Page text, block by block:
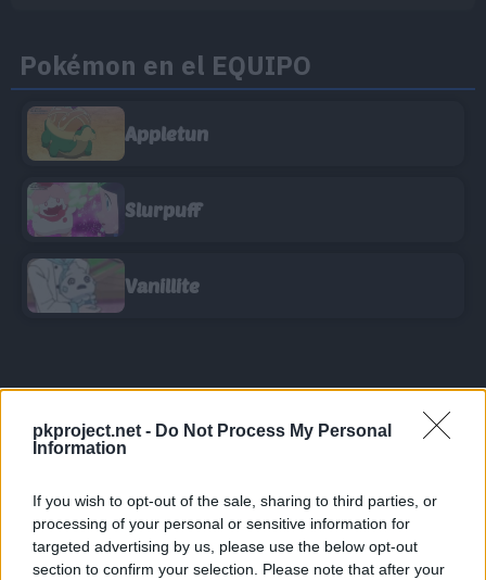
pkproject.net - Do Not Process My Personal
Information
If you wish to opt-out of the sale, sharing to third parties, or
processing of your personal or sensitive information for
targeted advertising by us, please use the below opt-out
section to confirm your selection. Please note that after your
Pokémon en el EQUIPO
Appletun
Slurpuff
Vanillite
Episodios en los que ha aparecido
Mitchell
Temporada 1